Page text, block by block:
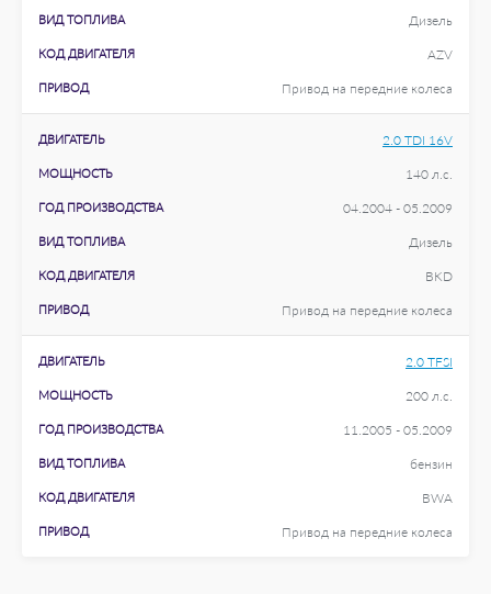
ВИД ТОПЛИВА Дизель
КОД ДВИГАТЕЛЯ AZV
ПРИВОД Привод на передние колеса
ДВИГАТЕЛЬ 2.0 TDI 16V
МОЩНОСТЬ 140 л.с.
ГОД ПРОИЗВОДСТВА 04.2004 - 05.2009
ВИД ТОПЛИВА Дизель
КОД ДВИГАТЕЛЯ BKD
ПРИВОД Привод на передние колеса
ДВИГАТЕЛЬ 2.0 TFSI
МОЩНОСТЬ 200 л.с.
ГОД ПРОИЗВОДСТВА 11.2005 - 05.2009
ВИД ТОПЛИВА бензин
КОД ДВИГАТЕЛЯ BWA
ПРИВОД Привод на передние колеса